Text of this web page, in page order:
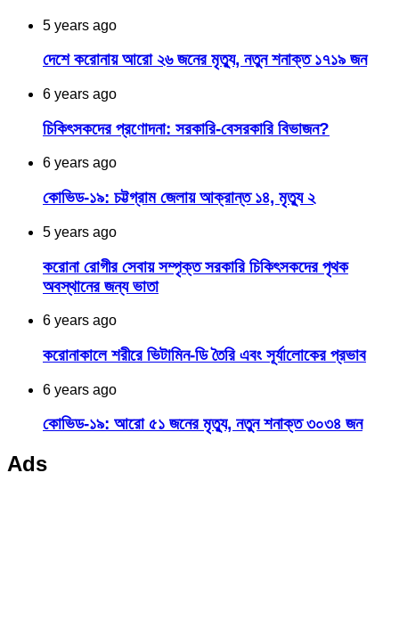
5 years ago
দেশে করোনায় আরো ২৬ জনের মৃত্যু, নতুন শনাক্ত ১৭১৯ জন
6 years ago
চিকিৎসকদের প্রণোদনা: সরকারি-বেসরকারি বিভাজন?
6 years ago
কোভিড-১৯: চট্টগ্রাম জেলায় আক্রান্ত ১৪, মৃত্যু ২
5 years ago
করোনা রোগীর সেবায় সম্পৃক্ত সরকারি চিকিৎসকদের পৃথক
অবস্থানের জন্য ভাতা
6 years ago
করোনাকালে শরীরে ভিটামিন-ডি তৈরি এবং সূর্যালোকের প্রভাব
6 years ago
কোভিড-১৯: আরো ৫১ জনের মৃত্যু, নতুন শনাক্ত ৩০৩৪ জন
Ads